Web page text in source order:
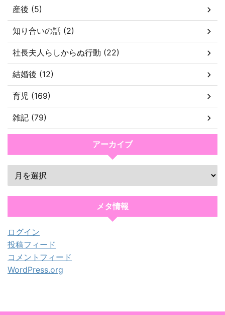
産後 (5)
知り合いの話 (2)
社長夫人らしからぬ行動 (22)
結婚後 (12)
育児 (169)
雑記 (79)
アーカイブ
メタ情報
ログイン
投稿フィード
コメントフィード
WordPress.org